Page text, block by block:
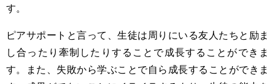
す。
ピアサポートと言って、生徒は周りにいる友人たちと励ま
し合ったり牽制したりすることで成長することができま
す。また、失敗から学ぶことで自ら成長することができま